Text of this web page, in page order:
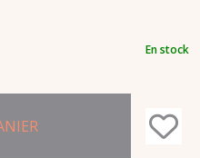
En stock